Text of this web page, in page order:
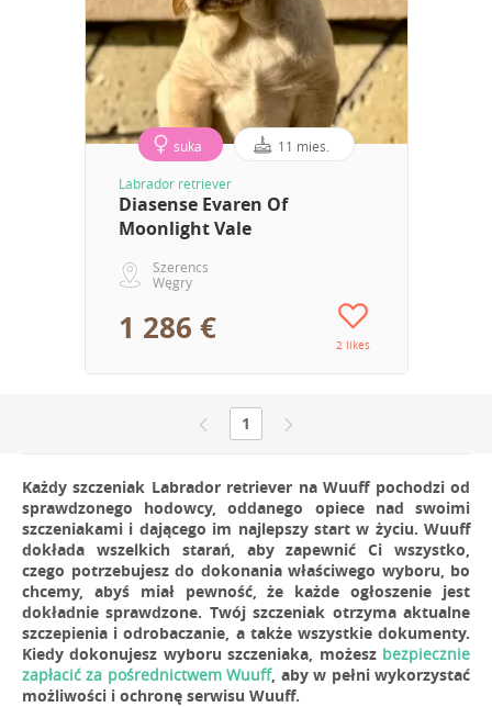
suka 11 mies.
Labrador retriever
Diasense Evaren Of
Moonlight Vale
Szerencs
Węgry
1 286 € 2 likes
1
Każdy szczeniak Labrador retriever na Wuuff pochodzi od
sprawdzonego hodowcy, oddanego opiece nad swoimi
szczeniakami i dającego im najlepszy start w życiu. Wuuff
dokłada wszelkich starań, aby zapewnić Ci wszystko,
czego potrzebujesz do dokonania właściwego wyboru, bo
chcemy, abyś miał pewność, że każde ogłoszenie jest
dokładnie sprawdzone. Twój szczeniak otrzyma aktualne
szczepienia i odrobaczanie, a także wszystkie dokumenty.
Kiedy dokonujesz wyboru szczeniaka, możesz bezpiecznie
zapłacić za pośrednictwem Wuuff, aby w pełni wykorzystać
możliwości i ochronę serwisu Wuuff.